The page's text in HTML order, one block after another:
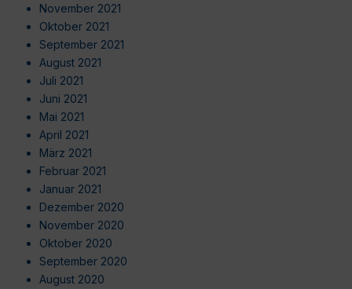
November 2021
Oktober 2021
September 2021
August 2021
Juli 2021
Juni 2021
Mai 2021
April 2021
März 2021
Februar 2021
Januar 2021
Dezember 2020
November 2020
Oktober 2020
September 2020
August 2020